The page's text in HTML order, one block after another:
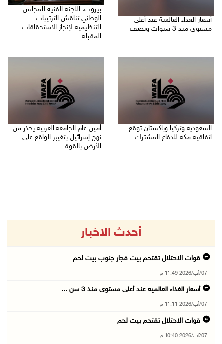
أسعار الغذاء العالمية عند أعلى
مستوى منذ 3 سنوات ونصف
بيروت: اللجنة الفنية للمجلس
الوطني تناقش الترتيبات
التنظيمية لإنجاز الاستحقاقات
المقبلة
السعودية وتركيا وباكستان توقع
اتفاقية مكة للدفاع المشترك
أمين عام الجامعة العربية يحذر من
نهج إسرائيل بتغيير الواقع على
الأرض بالقوة
أحدث الاخبار
قوات الاحتلال تقتحم بيت فجار جنوب بيت لحم
07/آب/2026 11:49 م
أسعار الغذاء العالمية عند أعلى مستوى منذ 3 سن ...
07/آب/2026 11:11 م
قوات الاحتلال تقتحم بيت لحم
07/آب/2026 10:40 م